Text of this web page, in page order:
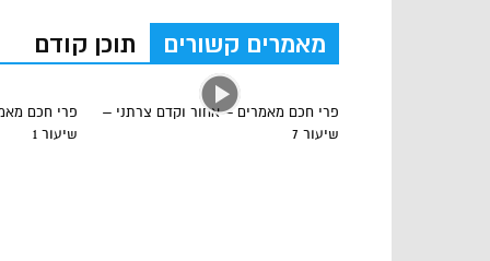
מאמרים קשורים תוכן קודם
פרי חכם
שיעור 1
פרי חכם מאמרים – אחור וקדם צרתני –
שיעור 7